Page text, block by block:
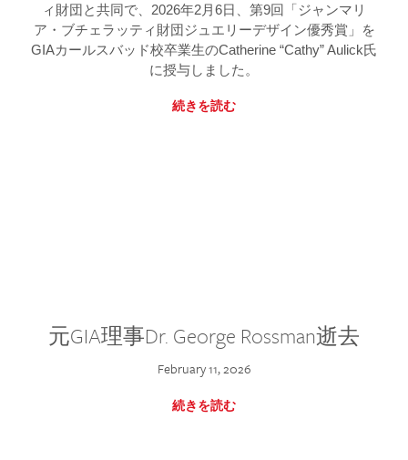
ィ財団と共同で、2026年2月6日、第9回「ジャンマリ
ア・ブチェラッティ財団ジュエリーデザイン優秀賞」を
GIAカールスバッド校卒業生のCatherine “Cathy” Aulick氏
に授与しました。
続きを読む
元GIA理事Dr. George Rossman逝去
February 11, 2026
続きを読む